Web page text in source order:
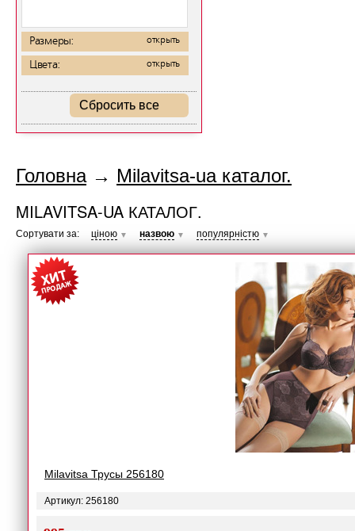
Размеры: открыть
Цвета: открыть
Сбросить все
Головна→ Milavitsa-ua каталог.
MILAVITSA-UA КАТАЛОГ.
Сортувати за: ціною ▼ назвою ▼ популярністю ▼
Milavitsa Трусы 256180
Артикул: 256180